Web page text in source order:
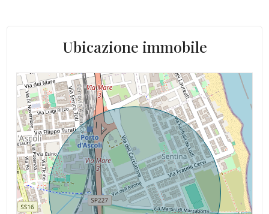
Ubicazione immobile